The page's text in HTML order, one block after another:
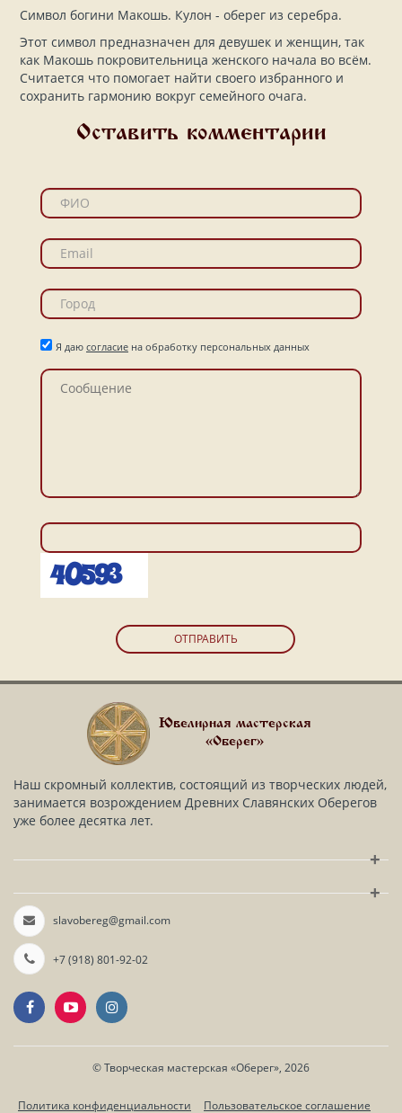
Символ богини Макошь. Кулон - оберег из серебра.
Этот символ предназначен для девушек и женщин, так
как Макошь покровительница женского начала во всём.
Считается что помогает найти своего избранного и
сохранить гармонию вокруг семейного очага.
Оставить комментарии
Я даю согласие на обработку персональных данных
ОТПРАВИТЬ
Ювелирная мастерская
«Оберег»
Наш скромный коллектив, состоящий из творческих людей,
занимается возрождением Древних Славянских Оберегов
уже более десятка лет.
+
+
slavobereg@gmail.com
+7 (918) 801-92-02
©Творческая мастерская «Оберег», 2026
Политика конфиденциальности Пользовательское соглашение